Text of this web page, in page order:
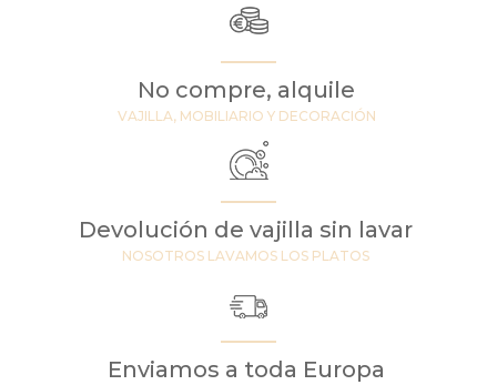
No compre, alquile
VAJILLA, MOBILIARIO Y DECORACIÓN
Devolución de vajilla sin lavar
NOSOTROS LAVAMOS LOS PLATOS
Enviamos a toda Europa